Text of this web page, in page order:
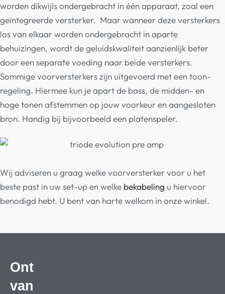
worden dikwijls ondergebracht in één apparaat, zoal een
geïntegreerde versterker. Maar wanneer deze versterkers
los van elkaar worden ondergebracht in aparte
behuizingen, wordt de geluidskwaliteit aanzienlijk beter
door een separate voeding naar beide versterkers.
Sommige voorversterkers zijn uitgevoerd met een toon-
regeling. Hiermee kun je apartde bass, de midden- en
hoge tonen afstemmen op jouw voorkeur en aangesloten
bron. Handig bij bijvoorbeeld een platenspeler.
Wij adviseren u graag welke voorversterker voor u het
beste past in uw set-up en welke bekabeling u hiervoor
benodigd hebt. U bent van harte welkom in onze winkel.
Ont
van